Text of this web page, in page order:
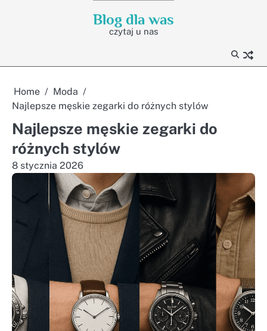
Blog dla was
czytaj u nas
Home
Moda
Najlepsze męskie zegarki do różnych stylów
Najlepsze męskie zegarki do
różnych stylów
8 stycznia 2026